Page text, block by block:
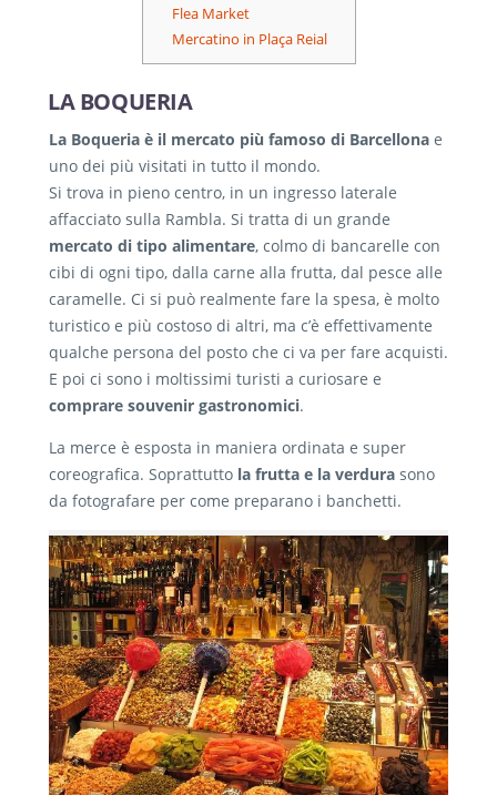
Flea Market
Mercatino in Plaça Reial
LA BOQUERIA
La Boqueria è il mercato più famoso di Barcellona e
uno dei più visitati in tutto il mondo.
Si trova in pieno centro, in un ingresso laterale
affacciato sulla Rambla. Si tratta di un grande
mercato di tipo alimentare, colmo di bancarelle con
cibi di ogni tipo, dalla carne alla frutta, dal pesce alle
caramelle. Ci si può realmente fare la spesa, è molto
turistico e più costoso di altri, ma c’è effettivamente
qualche persona del posto che ci va per fare acquisti.
E poi ci sono i moltissimi turisti a curiosare e
comprare souvenir gastronomici.
La merce è esposta in maniera ordinata e super
coreografica. Soprattutto la frutta e la verdura sono
da fotografare per come preparano i banchetti.